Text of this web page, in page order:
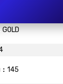
GOLD
145